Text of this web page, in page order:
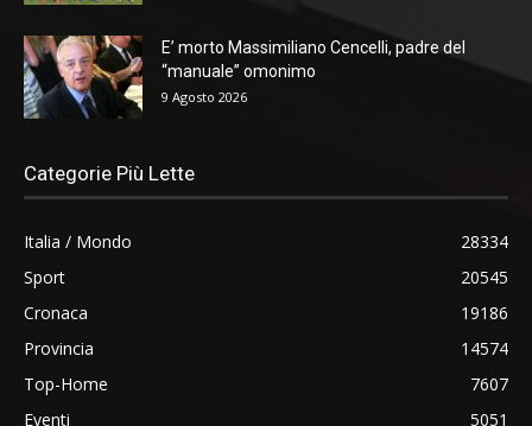
E’ morto Massimiliano Cencelli, padre del
“manuale” omonimo
9 Agosto 2026
Categorie Più Lette
Italia / Mondo
28334
Sport
20545
Cronaca
19186
Provincia
14574
Top-Home
7607
Eventi
5051